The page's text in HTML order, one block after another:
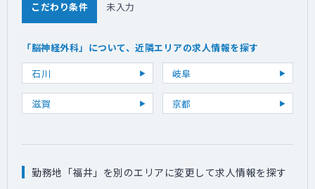
こだわり条件 未入力
「脳神経外科」について、近隣エリアの求人情報を探す
石川
岐阜
滋賀 京都
勤務地「福井」を別のエリアに変更して求人情報を探す